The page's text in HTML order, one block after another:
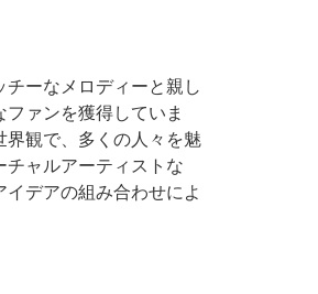
ーなメロディーと親し
ァンを獲得していま
観で、多くの人々を魅
ャルアーティストな
デアの組み合わせによ